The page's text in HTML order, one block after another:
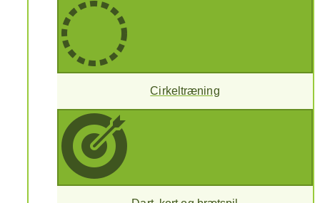
Cirkeltræning